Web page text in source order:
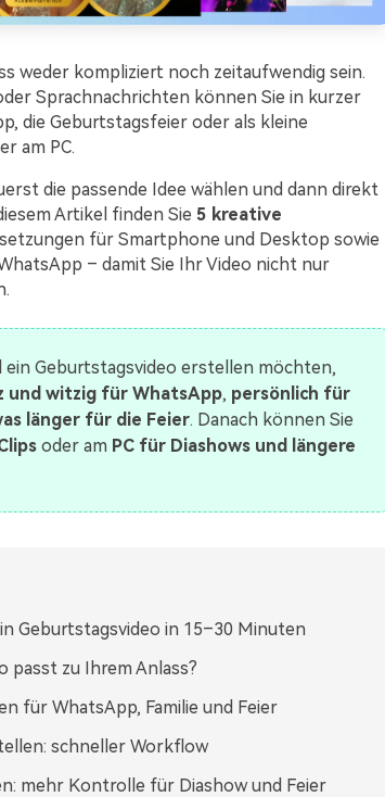
weder kompliziert noch zeitaufwendig sein.
Sprachnachrichten können Sie in kurzer
die Geburtstagsfeier oder als kleine
am PC.
die passende Idee wählen und dann direkt
Artikel finden Sie 5 kreative
für Smartphone und Desktop sowie
– damit Sie Ihr Video nicht nur
ein Geburtstagsvideo erstellen möchten,
und witzig für WhatsApp, persönlich für
länger für die Feier. Danach können Sie
oder am PC für Diashows und längere
Geburtstagsvideo in 15–30 Minuten
passt zu Ihrem Anlass?
für WhatsApp, Familie und Feier
schneller Workflow
mehr Kontrolle für Diashow und Feier